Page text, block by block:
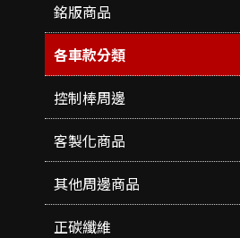
銘版商品
各車款分類
控制棒周邊
客製化商品
其他周邊商品
正碳纖維